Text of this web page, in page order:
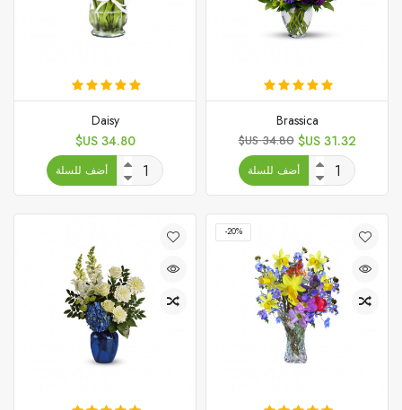
Brassica
السعر
31.32 US$
السعر
الأساسي
34.80 US$
أضف للسلة
Daisy
السعر
34.80 US$
أضف للسلة
‎-20%